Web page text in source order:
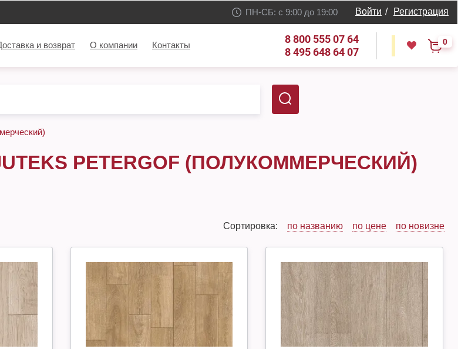
ПН-СБ: с 9:00 до 19:00 Войти / Регистрация
и возврат О компании Контакты
8 800 555 07 64
8 495 648 64 07
0
PETERGOF (ПОЛУКОММЕРЧЕСКИЙ)
Сортировка: по названию по цене по новизне